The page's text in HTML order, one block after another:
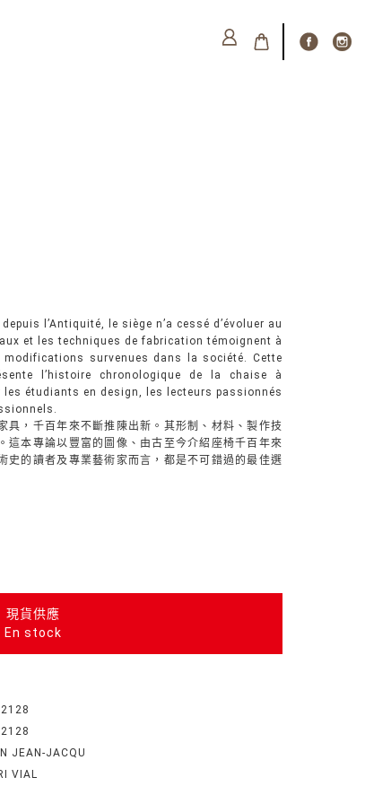
l’Antiquité, le siège n’a cessé d’évoluer au
et les techniques de fabrication témoignent à
modifications survenues dans la société. Cette
l’histoire chronologique de la chaise à
étudiants en design, les lecteurs passionnés
具，千百年來不斷推陳出新。其形制、材料、製作技
這本專論以豐富的圖像、由古至今介紹座椅千百年來
史的讀者及專業藝術家而言，都是不可錯過的最佳選
現貨供應
En stock
JEAN-JACQU
VIAL